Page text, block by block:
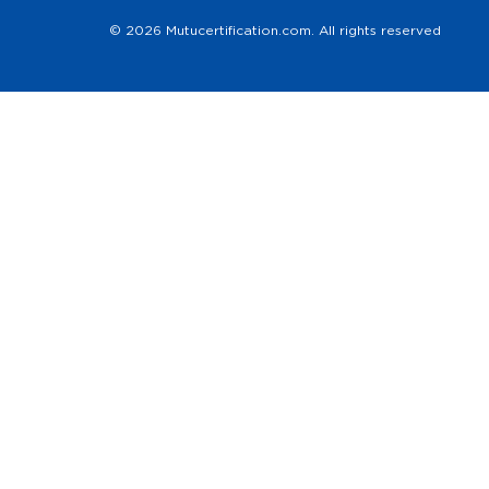
© 2026 Mutucertification.com. All rights reserved